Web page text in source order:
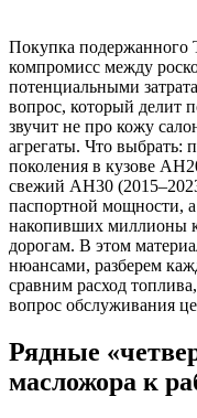
Покупка подержанного
компромисс между
потенциальными
вопрос, который делит
звучит не про кожу
агрегаты. Что выбрать:
поколения в кузове
свежий AH30
паспортной мощности,
накопивших миллионы
дорогам. В этом
нюансами, разберем
сравним расход
вопрос обслуживания
Рядные
масложора к